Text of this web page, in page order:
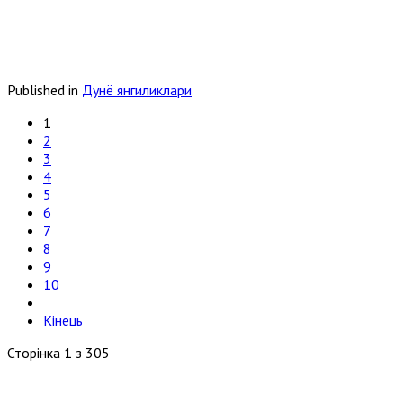
Published in Дунё янгиликлари
1
2
3
4
5
6
7
8
9
10
Кінець
Сторінка 1 з 305